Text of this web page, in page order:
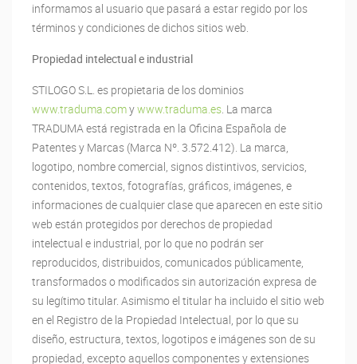
informamos al usuario que pasará a estar regido por los
términos y condiciones de dichos sitios web.
Propiedad intelectual e industrial
STILOGO S.L. es propietaria de los dominios
www.traduma.comywww.traduma.es. La marca
TRADUMA está registrada en la Oficina Española de
Patentes y Marcas (Marca Nº. 3.572.412). La marca,
logotipo, nombre comercial, signos distintivos, servicios,
contenidos, textos, fotografías, gráficos, imágenes, e
informaciones de cualquier clase que aparecen en este sitio
web están protegidos por derechos de propiedad
intelectual e industrial, por lo que no podrán ser
reproducidos, distribuidos, comunicados públicamente,
transformados o modificados sin autorización expresa de
su legítimo titular. Asimismo el titular ha incluido el sitio web
en el Registro de la Propiedad Intelectual, por lo que su
diseño, estructura, textos, logotipos e imágenes son de su
propiedad, excepto aquellos componentes y extensiones